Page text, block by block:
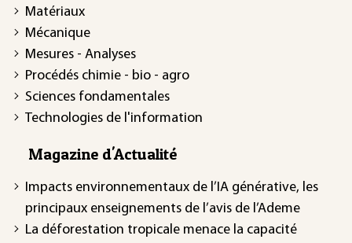
Matériaux
Mécanique
Mesures - Analyses
Procédés chimie - bio - agro
Sciences fondamentales
Technologies de l'information
Magazine d'Actualité
Impacts environnementaux de l’IA générative, les
principaux enseignements de l’avis de l’Ademe
La déforestation tropicale menace la capacité